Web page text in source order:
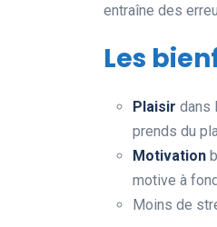
entraîne des
Les
Plaisir dans
prends du
Motivation
motive à
Moins de